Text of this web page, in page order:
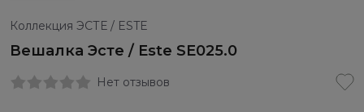
Коллекция ЭСТЕ / ESTE
Вешалка Эсте / Este SE025.0
Нет отзывов